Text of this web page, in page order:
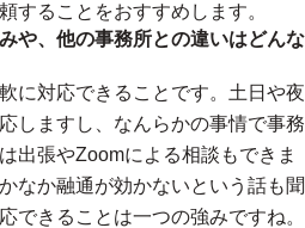
することをおすすめします。
や、他の事務所との違いはどんな
に対応できることです。土日や夜
しますし、なんらかの事情で事務
出張やZoomによる相談もできま
なか融通が効かないという話も聞
できることは一つの強みですね。